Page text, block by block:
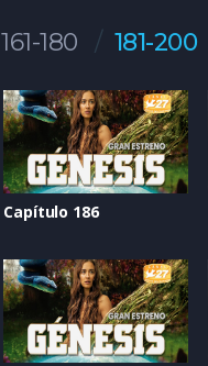
161-180 181-200
Capítulo 186